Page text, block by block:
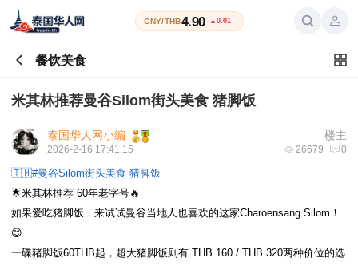
CNY/THB4.90 ▲0.01
餐饮美食
米其林推荐曼谷Silom街头美食 猪脚饭
楼主
泰国华人网小编
26679 0
2026-2-16 17:41:15
🇹🇭#曼谷Silom街头美食 猪脚饭
🌟米其林推荐 60年老字号🔥
如果爱吃猪脚饭，来试试曼谷当地人也喜欢的这家Charoensang Silom！
😊
一碟猪脚饭60THB起，超大猪脚饭则有 THB 160 / THB 320两种价位的选